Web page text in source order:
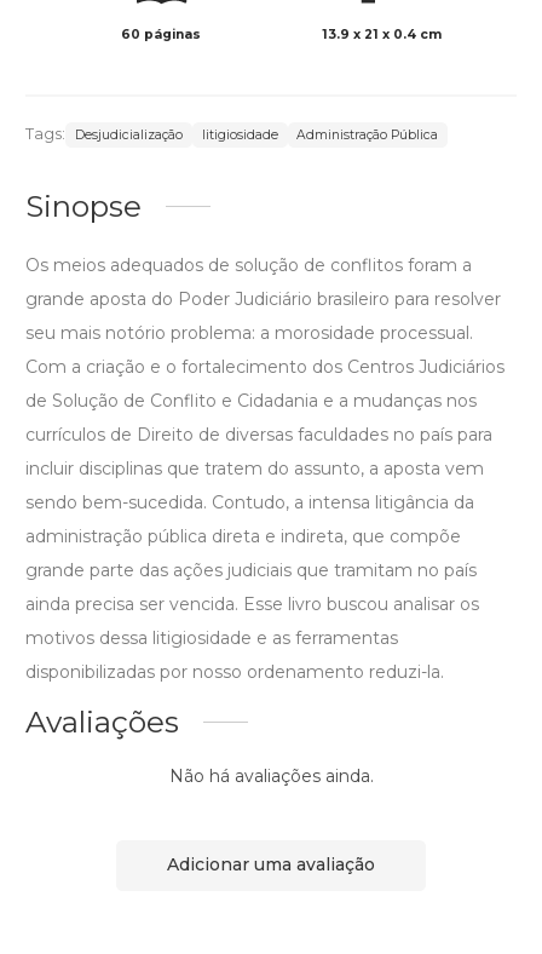
60 páginas 13.9 x 21 x 0.4 cm
Tags: Desjudicialização litigiosidade Administração Pública
Sinopse
Os meios adequados de solução de conflitos foram a
grande aposta do Poder Judiciário brasileiro para resolver
seu mais notório problema: a morosidade processual.
Com a criação e o fortalecimento dos Centros Judiciários
de Solução de Conflito e Cidadania e a mudanças nos
currículos de Direito de diversas faculdades no país para
incluir disciplinas que tratem do assunto, a aposta vem
sendo bem-sucedida. Contudo, a intensa litigância da
administração pública direta e indireta, que compõe
grande parte das ações judiciais que tramitam no país
ainda precisa ser vencida. Esse livro buscou analisar os
motivos dessa litigiosidade e as ferramentas
disponibilizadas por nosso ordenamento reduzi-la.
Avaliações
Não há avaliações ainda.
Adicionar uma avaliação